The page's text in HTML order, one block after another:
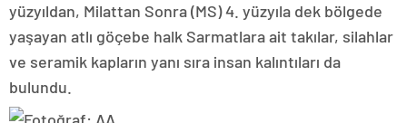
yüzyıldan, Milattan Sonra (MS) 4. yüzyıla dek bölgede
yaşayan atlı göçebe halk Sarmatlara ait takılar, silahlar
ve seramik kapların yanı sıra insan kalıntıları da
bulundu.